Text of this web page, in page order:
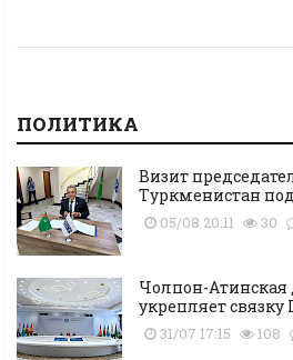
ПОЛИТИКА
Визит
Туркменистан
05/08 20:11 30
Чолпон-Атинская
укрепляет связку
31/07 17:15 108